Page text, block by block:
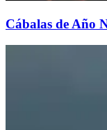
Cábalas de Año